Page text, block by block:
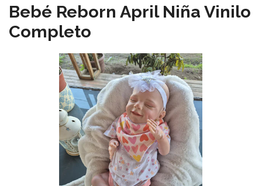
Bebé Reborn April Niña Vinilo
Completo